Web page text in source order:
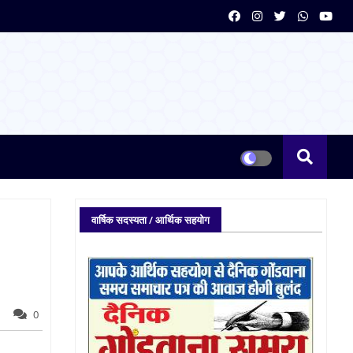
0
वार्षिक सदस्यता / आर्थिक सहयोग